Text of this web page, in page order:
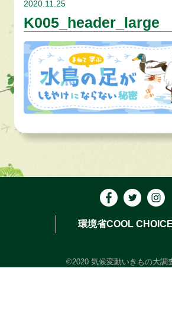
2020.11.25
K005_header_large
環境省COOL CHOICE
©2020 気候変動いきもの大調